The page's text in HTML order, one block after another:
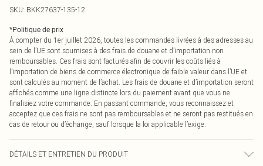
SKU: BKK27637-135-12
*Politique de prix
À compter du 1er juillet 2026, toutes les commandes livrées à des adresses au
sein de l’UE sont soumises à des frais de douane et d’importation non
remboursables. Ces frais sont facturés afin de couvrir les coûts liés à
l’importation de biens de commerce électronique de faible valeur dans l’UE et
sont calculés au moment de l’achat. Les frais de douane et d’importation seront
affichés comme une ligne distincte lors du paiement avant que vous ne
finalisiez votre commande. En passant commande, vous reconnaissez et
acceptez que ces frais ne sont pas remboursables et ne seront pas restitués en
cas de retour ou d’échange, sauf lorsque la loi applicable l’exige.
DÉTAILS ET ENTRETIEN DU PRODUIT